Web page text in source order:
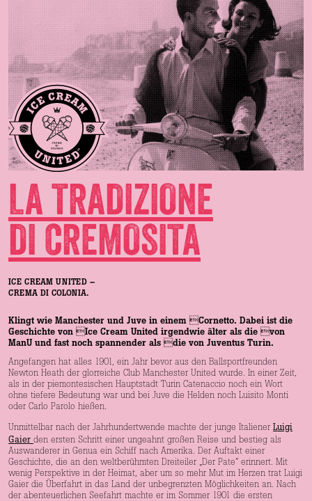
LA TRADIZIONE
DI CREMOSITA
ICE CREAM UNITED –
CREMA DI COLONIA.
Klingt wie Manchester und Juve in einem Cornetto. Dabei ist die
Geschichte von Ice Cream United irgendwie älter als die von
ManU und fast noch spannender als die von Juventus Turin.
Angefangen hat alles 1901, ein Jahr bevor aus den Ballsportfreunden
Newton Heath der glorreiche Club Manchester United wurde. In einer Zeit,
als in der piemontesischen Hauptstadt Turin Catenaccio noch ein Wort
ohne tiefere Bedeutung war und bei Juve die Helden noch Luisito Monti
oder Carlo Parolo hießen.
Unmittelbar nach der Jahrhundertwende machte der junge Italiener Luigi
Gaier den ersten Schritt einer ungeahnt großen Reise und bestieg als
Auswanderer in Genua ein Schiff nach Amerika. Der Auftakt einer
Geschichte, die an den weltberühmten Dreiteiler „Der Pate” erinnert. Mit
wenig Perspektive in der Heimat, aber um so mehr Mut im Herzen trat Luigi
Gaier die Überfahrt in das Land der unbegrenzten Möglichkeiten an. Nach
der abenteuerlichen Seefahrt machte er im Sommer 1901 die ersten